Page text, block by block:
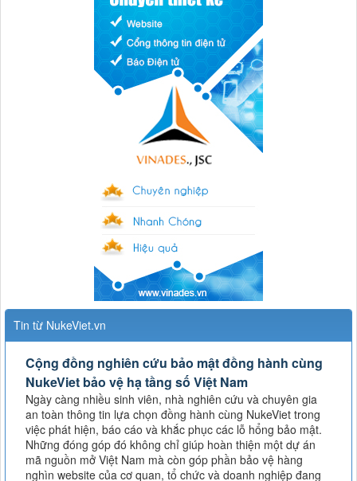
Tin từ NukeViet.vn
Cộng đồng nghiên cứu bảo mật đồng hành cùng
NukeViet bảo vệ hạ tầng số Việt Nam
Ngày càng nhiều sinh viên, nhà nghiên cứu và chuyên gia
an toàn thông tin lựa chọn đồng hành cùng NukeViet trong
việc phát hiện, báo cáo và khắc phục các lỗ hổng bảo mật.
Những đóng góp đó không chỉ giúp hoàn thiện một dự án
mã nguồn mở Việt Nam mà còn góp phần bảo vệ hàng
nghìn website của cơ quan, tổ chức và doanh nghiệp đang